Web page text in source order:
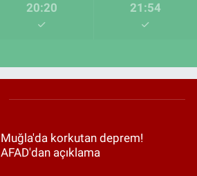
20:20 21:54
Muğla'da korkutan deprem!
AFAD'dan açıklama